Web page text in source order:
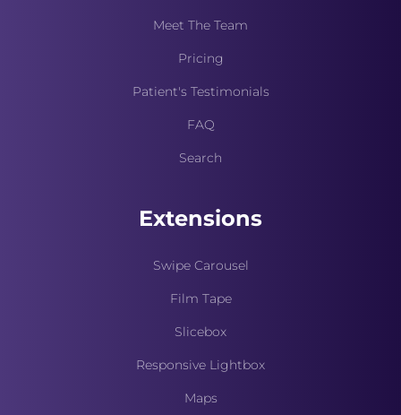
Meet The Team
Pricing
Patient's Testimonials
FAQ
Search
Extensions
Swipe Carousel
Film Tape
Slicebox
Responsive Lightbox
Maps